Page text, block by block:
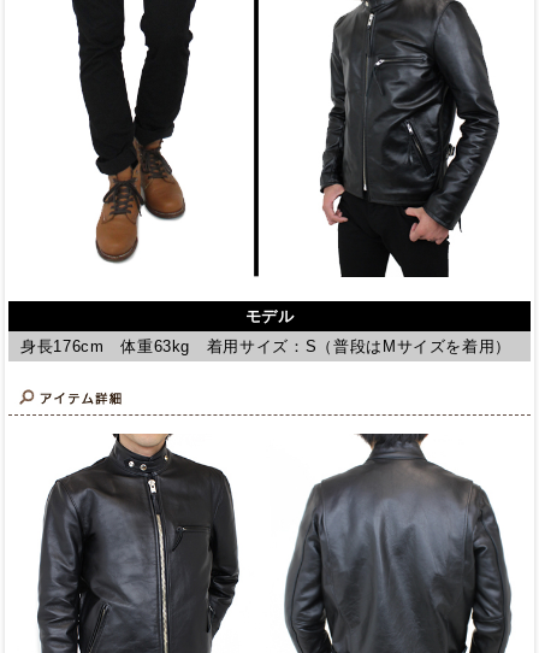
モデル
身長176cm 体重63kg 着用サイズ：S（普段はMサイズを着用）